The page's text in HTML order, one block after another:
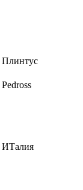
Плинтус
Pedross
ИТалия